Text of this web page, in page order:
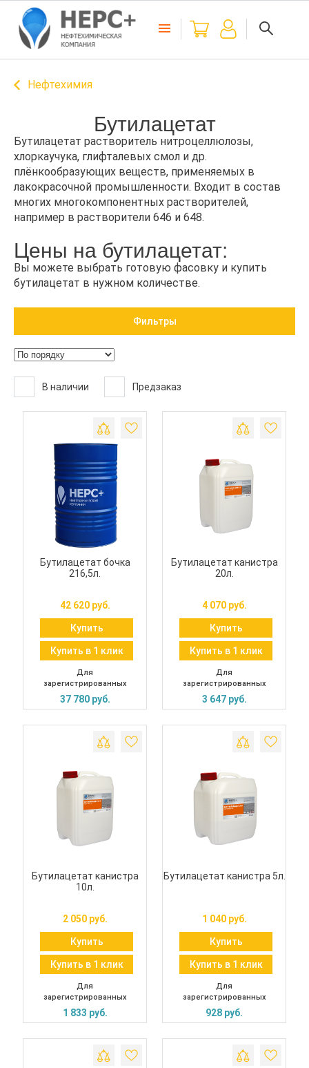
Нефтехимия
Бутилацетат
Бутилацетат растворитель нитроцеллюлозы,
хлоркаучука, глифталевых смол и др.
плёнкообразующих веществ, применяемых в
лакокрасочной промышленности. Входит в состав
многих многокомпонентных растворителей,
например в растворители 646 и 648.
Цены на бутилацетат:
Вы можете выбрать готовую фасовку и купить
бутилацетат в нужном количестве.
Фильтры
В наличии Предзаказ
Бутилацетат бочка
216,5л.
42 620 руб.
Купить
Купить в 1 клик
Для
зарегистрированных
37 780 руб.
Бутилацетат канистра
20л.
4 070 руб.
Купить
Купить в 1 клик
Для
зарегистрированных
3 647 руб.
Бутилацетат канистра
10л.
2 050 руб.
Купить
Купить в 1 клик
Для
зарегистрированных
1 833 руб.
Бутилацетат канистра 5л.
1 040 руб.
Купить
Купить в 1 клик
Для
зарегистрированных
928 руб.